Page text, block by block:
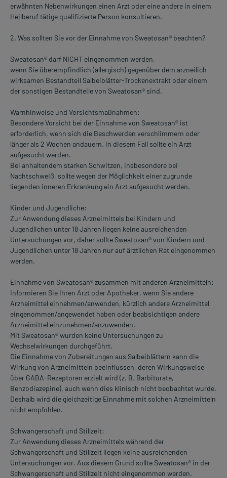
erwähnten Nebenwirkungen einen Arzt oder eine andere in einem
Heilberuf tätige qualifizierte Person konsultieren.
2. Was sollten Sie vor der Einnahme von Sweatosan® beachten?
Sweatosan® darf NICHT eingenommen werden,
wenn Sie überempfindlich (allergisch) gegenüber dem arzneilich
wirksamen Bestandteil Salbeiblätter-Trockenextrakt oder einem
der sonstigen Bestandteile von Sweatosan® sind.
Warnhinweise und Vorsichtsmaßnahmen:
Besondere Vorsicht bei der Einnahme von Sweatosan® ist
erforderlich, wenn sich die Beschwerden verschlimmern oder
länger als 2 Wochen andauern. In diesem Fall sollte ein Arzt
aufgesucht werden.
Bei anhaltendem starken Schwitzen, insbesondere bei
Nachtschweiß, sollte wegen der Möglichkeit einer zugrunde
liegenden inneren Erkrankung ein Arzt aufgesucht werden.
Kinder und Jugendliche:
Zur Anwendung dieses Arzneimittels bei Kindern und
Jugendlichen unter 18 Jahren liegen keine ausreichenden
Untersuchungen vor, daher sollte Sweatosan® von Kindern und
Jugendlichen unter 18 Jahren nur auf ärztlichen Rat eingenommen
werden.
Einnahme von Sweatosan® zusammen mit anderen Arzneimitteln:
Informieren Sie Ihren Arzt oder Apotheker, wenn Sie andere
Arzneimittel einnehmen/anwenden, kürzlich andere Arzneimittel
eingenommen/angewendet haben oder beabsichtigen andere
Arzneimittel einzunehmen/anzuwenden.
Mit Sweatosan® wurden keine Untersuchungen zu
Wechselwirkungen durchgeführt.
Die Einnahme von Zubereitungen aus Salbeiblättern kann die
Wirkung von Arzneimitteln beeinflussen, deren Wirkungsweise
über GABA-Rezeptoren erzielt wird (z. B. Barbiturate,
Benzodiazepine), auch wenn dies klinisch nicht beobachtet wurde.
Deshalb wird die gleichzeitige Einnahme mit solchen Arzneimitteln
nicht empfohlen.
Schwangerschaft und Stillzeit:
Zur Anwendung dieses Arzneimittels während der
Schwangerschaft und Stillzeit liegen keine ausreichenden
Untersuchungen vor. Aus diesem Grund sollte Sweatosan® in der
Schwangerschaft und Stillzeit nicht eingenommen werden.